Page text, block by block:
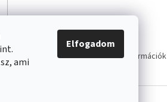
ami
Elfogadom
Jótállási tájékoztató Szállítási információk